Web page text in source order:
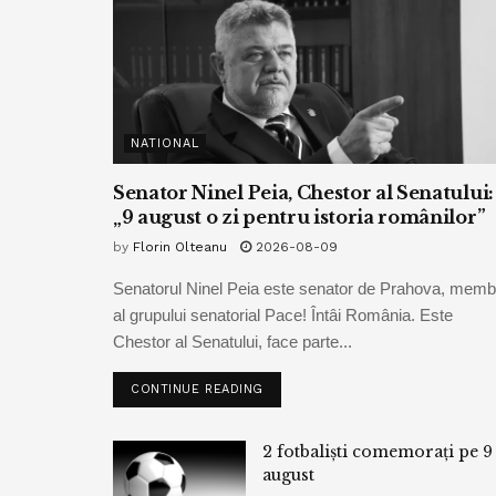
NATIONAL
Senator Ninel Peia, Chestor al Senatului:
„9 august o zi pentru istoria românilor”
by Florin Olteanu 2026-08-09
Senatorul Ninel Peia este senator de Prahova,
al grupului senatorial Pace! Întâi România. Este
Chestor al Senatului, face parte...
CONTINUE READING
2 fotbaliști comemorați pe 9
august